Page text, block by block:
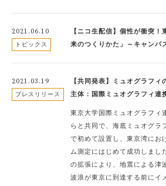
2021.06.10
トピックス
【ニコ生配信】個性が衝突
来のつくりかた」～キャンパ
2021.03.19
プレスリリース
【共同発表】ミュオグラフ
主体：国際ミュオグラフィ連
東京大学国際ミュオグラフィ
らと共同で、海底ミュオグラ
で初めて設置し、東京湾にお
ム測定にはじめて成功しまし
の拡張により、地震による津
波浪が東京に到達する前にイ